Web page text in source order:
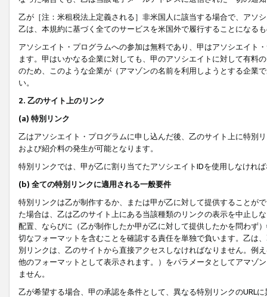
乙が［注：米租税法上定義される］非米国人に該当する場合で、アソ
乙は、本規約に基づく全てのサービスを米国外で履行することになる
アソシエイト・プログラムへの参加は無料であり、甲はアソシエイト
ます。甲はいかなる企業に対しても、甲のアソシエイトに対して有料
のため、このような企業が（アマゾンの名前を利用しようとする企業
い。
2. 乙のサイト上のリンク
(a) 特別リンク
乙はアソシエイト・プログラムに申し込んだ後、乙のサイト上に特別
および紹介料の発生が可能となります。
特別リンクでは、甲が乙に割り当てたアソシエイトIDを使用しなけれ
(b) 全ての特別リンクに適用される一般要件
特別リンクは乙が制作するか、または甲が乙に対して提供することが
た場合は、乙は乙のサイト上にある当該種類のリンクの表示を中止し
配置、ならびに（乙が制作したか甲が乙に対して提供したかを問わず
切なフォーマットを含むことを確認する責任を単独で負います。乙は
別リンクは、乙のサイトから直接アクセスしなければなりません。例
他のフォーマットとして表示されます。）をパラメータとしてアマゾ
ません。
乙が希望する場合、甲の承認を条件として、異なる特別リンクのURL